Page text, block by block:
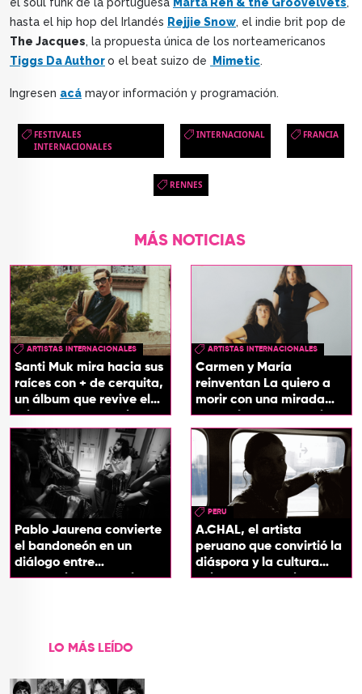
el soul funk de la portuguesa Marta Ren & the Groovelvets,
hasta el hip hop del Irlandés Rejjie Snow, el indie brit pop de
The Jacques, la propuesta única de los norteamericanos
Tiggs Da Authoro el beat suizo de Mimetic.
Ingresen acá mayor información y programación.
FESTIVALES
INTERNACIONALES
INTERNACIONAL FRANCIA
RENNES
MÁS NOTICIAS
ARTISTAS INTERNACIONALES
Santi Muk mira hacia sus
raíces con + de cerquita,
un álbum que revive el
origen de sus canciones
ARTISTAS INTERNACIONALES
Carmen y María
reinventan La quiero a
morir con una mirada
entre el flamenco y el
soul
Pablo Jaurena convierte
el bandoneón en un
diálogo entre
generaciones con el
PERU
A.CHAL, el artista
peruano que convirtió la
diáspora y la cultura
chicha en su sonido
LO MÁS LEÍDO